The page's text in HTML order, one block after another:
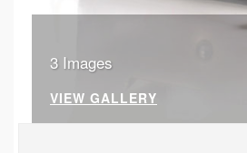
3 Images
VIEW GALLERY